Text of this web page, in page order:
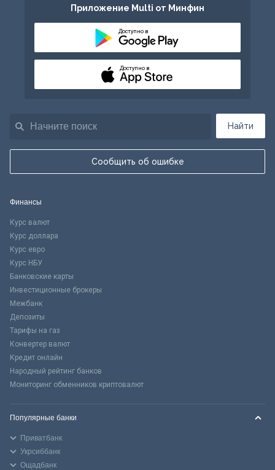
Найти
Сообщить об ошибке
Приложение Multi от Минфин
Доступно в
Доступно в
Финансы
Курс валют
Курс доллара
Курс евро
Курс НБУ
Банковские карты
Инвестиционные брокеры
Межбанк
Депозиты
Тарифы на газ
Конвертер валют
Кредит онлайн
Народный рейтинг банков
Мониторинг обменников криптовалют
Популярные банки
Приватбанк
Укрсиббанк
Ощадбанк